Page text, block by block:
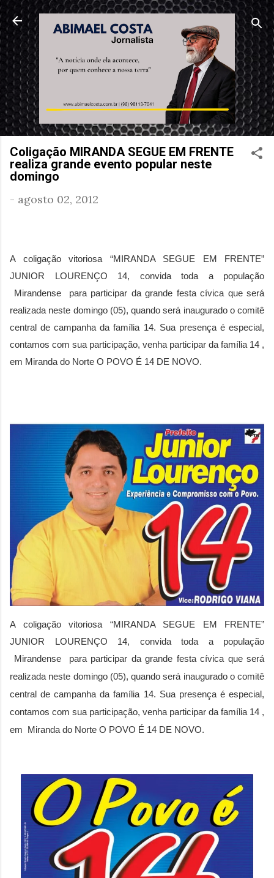
Pular para o conteúdo principal
Coligação MIRANDA SEGUE EM FRENTE
realiza grande evento popular neste
domingo
- agosto 02, 2012
A coligação vitoriosa “MIRANDA SEGUE EM FRENTE”
JUNIOR LOURENÇO 14, convida toda a população
Mirandense para participar da grande festa cívica que será
realizada neste domingo (05), quando será inaugurado o comitê
central de campanha da família 14. Sua presença é especial,
contamos com sua participação, venha participar da família 14 ,
em Miranda do Norte O POVO É 14 DE NOVO.
A coligação vitoriosa “MIRANDA SEGUE EM FRENTE”
JUNIOR LOURENÇO 14, convida toda a população
Mirandense para participar da grande festa cívica que será
realizada neste domingo (05), quando será inaugurado o comitê
central de campanha da família 14. Sua presença é especial,
contamos com sua participação, venha participar da família 14 ,
em Miranda do Norte O POVO É 14 DE NOVO.